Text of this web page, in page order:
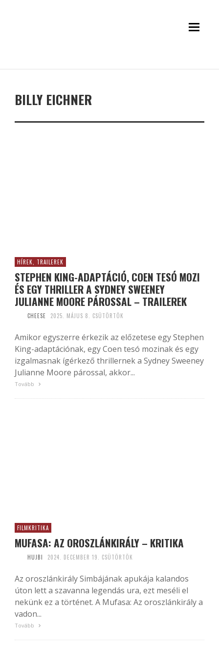
BILLY EICHNER
HÍREK, TRAILEREK
STEPHEN KING-ADAPTÁCIÓ, COEN TESÓ MOZI
ÉS EGY THRILLER A SYDNEY SWEENEY
JULIANNE MOORE PÁROSSAL – TRAILEREK
CHEESE 2025. MÁJUS 8. CSÜTÖRTÖK
Amikor egyszerre érkezik az előzetese egy Stephen
King-adaptációnak, egy Coen tesó mozinak és egy
izgalmasnak ígérkező thrillernek a Sydney Sweeney
Julianne Moore párossal, akkor...
Tovább
FILMKRITIKA
MUFASA: AZ OROSZLÁNKIRÁLY – KRITIKA
HUJBI 2024. DECEMBER 19. CSÜTÖRTÖK
Az oroszlánkirály Simbájának apukája kalandos
úton lett a szavanna legendás ura, ezt meséli el
nekünk ez a történet. A Mufasa: Az oroszlánkirály a
vadon...
Tovább